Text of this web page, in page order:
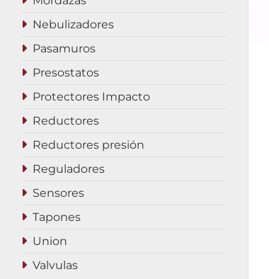
Nebulizadores
Pasamuros
Presostatos
Protectores Impacto
Reductores
Reductores presión
Reguladores
Sensores
Tapones
Union
Valvulas